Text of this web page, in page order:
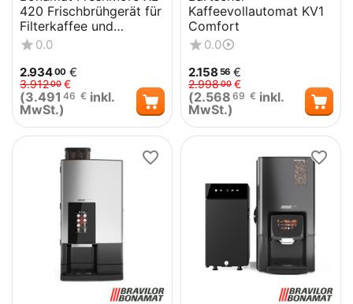
420 Frischbrühgerät für
Filterkaffee und
Heißgetränkevarianten
0.0
2.93400 €
3.91200 €
(3.491 46 € inkl.
MwSt.)
Kaffeevollautomat KV1
Comfort
0.0
2.158 56 €
2.99800 €
(2.568 69 € inkl.
MwSt.)